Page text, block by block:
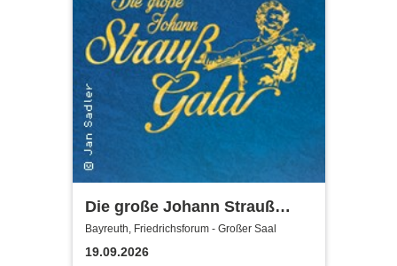
Die große Johann Strauß
Gala - unsterbliche Arien &
Duette der Strauß Familie
Bayreuth, Friedrichsforum - Großer Saal
19.09.2026